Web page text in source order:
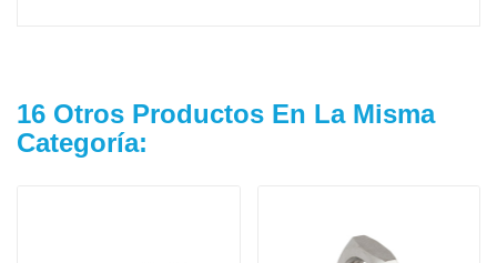
16 Otros Productos En La Misma
Categoría: